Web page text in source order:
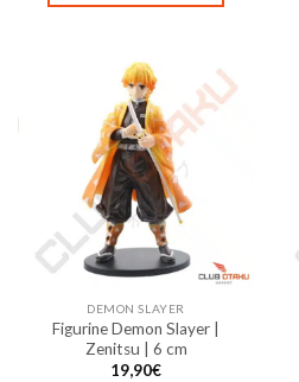
a
plusieurs
variations.
Les
options
peuvent
être
choisies
sur
page
du
produit
DEMON SLAYER
Figurine Demon Slayer |
Zenitsu | 6 cm
19,90€